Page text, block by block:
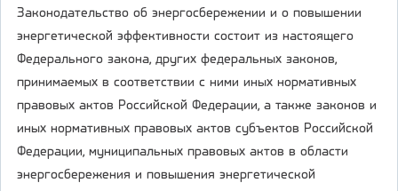
Законодательство об энергосбережении и о повышении
энергетической эффективности состоит из настоящего
Федерального закона, других федеральных законов,
принимаемых в соответствии с ними иных нормативных
правовых актов Российской Федерации, а также законов и
иных нормативных правовых актов субъектов Российской
Федерации, муниципальных правовых актов в области
энергосбережения и повышения энергетической